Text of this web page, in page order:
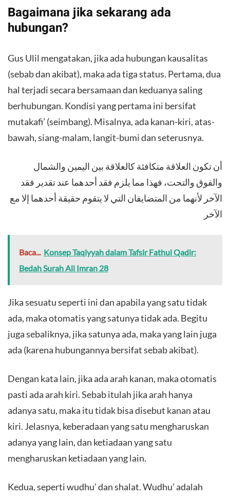
Bagaimana jika sekarang ada
hubungan?
Gus Ulil mengatakan, jika ada hubungan kausalitas
(sebab dan akibat), maka ada tiga status. Pertama, dua
hal terjadi secara bersamaan dan keduanya saling
berhubungan. Kondisi yang pertama ini bersifat
mutakafi’ (seimbang). Misalnya, ada kanan-kiri, atas-
bawah, siang-malam, langit-bumi dan seterusnya.
أن تكون العلاقة متكافئة كالعلاقة بين اليمين والشمال
والفوق والتحت، فهذا مما يلزم فقد أحدهما عند تقدير فقد
الآخر لأنهما من المتضايفان التي لا يتقوم حقيقة أحدهما إلا مع
الآخر
Baca... Konsep Taqiyyah dalam Tafsir Fathul Qadir:
Bedah Surah Ali Imran 28
Jika sesuatu seperti ini dan apabila yang satu tidak
ada, maka otomatis yang satunya tidak ada. Begitu
juga sebaliknya, jika satunya ada, maka yang lain juga
ada (karena hubungannya bersifat sebab akibat).
Dengan kata lain, jika ada arah kanan, maka otomatis
pasti ada arah kiri. Sebab itulah jika arah hanya
adanya satu, maka itu tidak bisa disebut kanan atau
kiri. Jelasnya, keberadaan yang satu mengharuskan
adanya yang lain, dan ketiadaan yang satu
mengharuskan ketiadaan yang lain.
Kedua, seperti wudhu’ dan shalat. Wudhu’ adalah